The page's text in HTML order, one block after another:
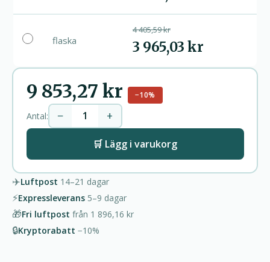
flaska
4 405,59 kr
3 965,03 kr
9 853,27 kr −10%
Antal: − +
🛒 Lägg i varukorg
✈️Luftpost 14–21 dagar
⚡Expressleverans 5–9 dagar
🎁Fri luftpost från 1 896,16 kr
🔒Kryptorabatt −10%